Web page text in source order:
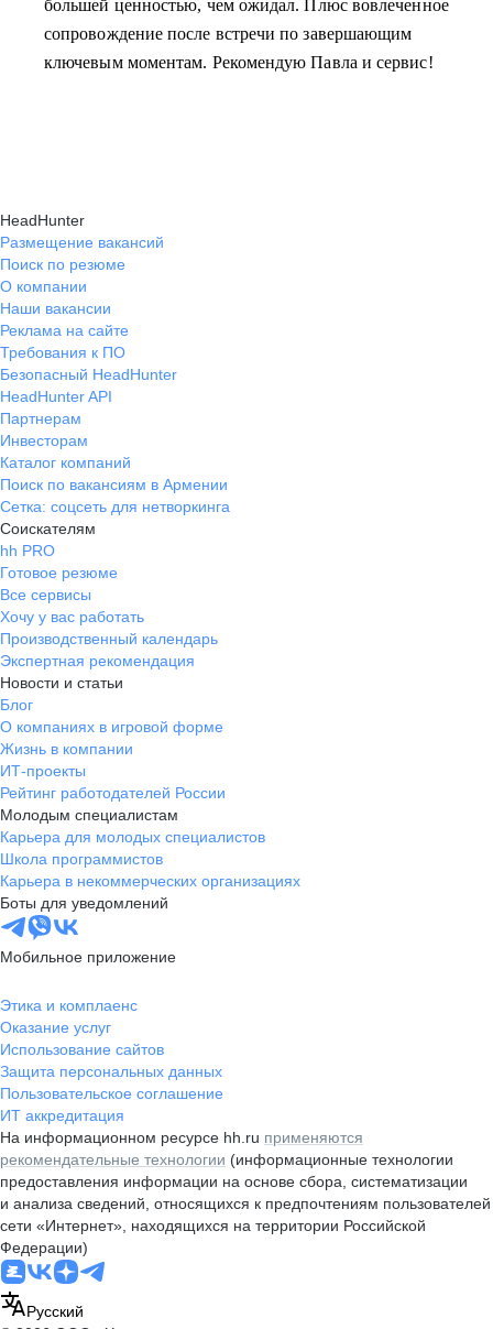
большей ценностью, чем ожидал. Плюс вовлеченное
сопровождение после встречи по завершающим
ключевым моментам. Рекомендую Павла и сервис!
HeadHunter
Размещение вакансий
Поиск по резюме
О компании
Наши вакансии
Реклама на сайте
Требования к ПО
Безопасный HeadHunter
HeadHunter API
Партнерам
Инвесторам
Каталог компаний
Поиск по вакансиям в Армении
Сетка: соцсеть для нетворкинга
Соискателям
hh PRO
Готовое резюме
Все сервисы
Хочу у вас работать
Производственный календарь
Экспертная рекомендация
Новости и статьи
Блог
О компаниях в игровой форме
Жизнь в компании
ИТ-проекты
Рейтинг работодателей России
Молодым специалистам
Карьера для молодых специалистов
Школа программистов
Карьера в некоммерческих организациях
Боты для уведомлений
Мобильное приложение
Этика и комплаенс
Оказание услуг
Использование сайтов
Защита персональных данных
Пользовательское соглашение
ИТ аккредитация
На информационном ресурсе hh.ru применяются
рекомендательные технологии (информационные технологии
предоставления информации на основе сбора, систематизации
и анализа сведений, относящихся к предпочтениям пользователей
сети «Интернет», находящихся на территории Российской
Федерации)
Русский